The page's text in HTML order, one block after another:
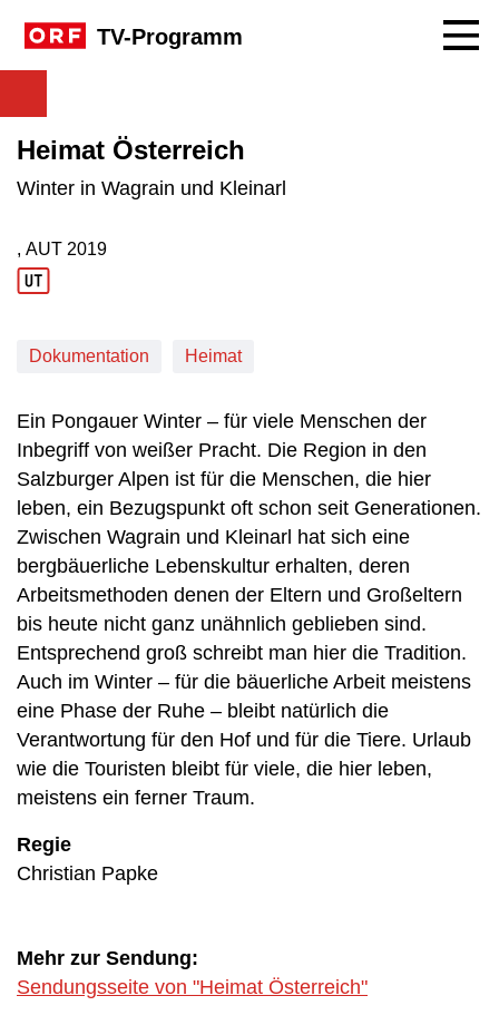
TV-Programm
Heimat Österreich
Winter in Wagrain und Kleinarl
Produktionsland: AUT
, AUT
Produktionsjahr: 2019
2019
Dokumentation Heimat
Ein Pongauer Winter – für viele Menschen der
Inbegriff von weißer Pracht. Die Region in den
Salzburger Alpen ist für die Menschen, die hier
leben, ein Bezugspunkt oft schon seit Generationen.
Zwischen Wagrain und Kleinarl hat sich eine
bergbäuerliche Lebenskultur erhalten, deren
Arbeitsmethoden denen der Eltern und Großeltern
bis heute nicht ganz unähnlich geblieben sind.
Entsprechend groß schreibt man hier die Tradition.
Auch im Winter – für die bäuerliche Arbeit meistens
eine Phase der Ruhe – bleibt natürlich die
Verantwortung für den Hof und für die Tiere. Urlaub
wie die Touristen bleibt für viele, die hier leben,
meistens ein ferner Traum.
Regie
Christian Papke
Mehr zur Sendung:
Sendungsseite von "Heimat Österreich"